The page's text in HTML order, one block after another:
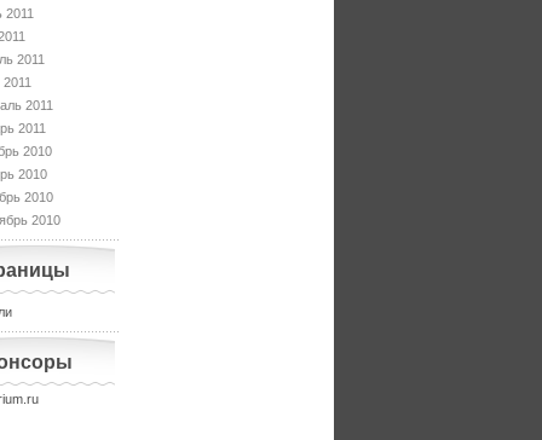
2011
2011
2011
2010
2010
2010
2010